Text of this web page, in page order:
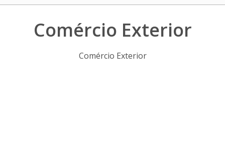
Comércio Exterior
Comércio Exterior